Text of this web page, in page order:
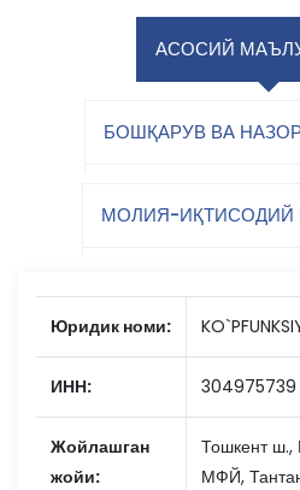
АСОСИЙ
БОШҚАРУВ ВА
МОЛИЯ-ИҚТИСОДИЙ
Юридик номи:
ИНН: 304975739
Жойлашган
жойи:
Тошкент ш.,
МФЙ,